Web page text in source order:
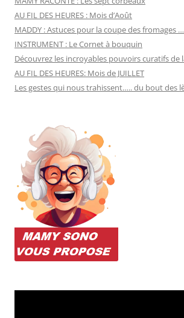
AU FIL DES HEURES : Mois d’Août
MADDY : Astuces pour la coupe des fromages
INSTRUMENT : Le Cornet à bouquin
Découvrez les incroyables pouvoirs curatifs de
AU FIL DES HEURES: Mois de JUILLET
Les gestes qui nous trahissent….. du bout des